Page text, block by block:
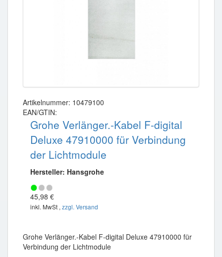
Artikelnummer: 10479100
EAN/GTIN:
Grohe Verlänger.-Kabel F-digital
Deluxe 47910000 für Verbindung
der Lichtmodule
Hersteller: Hansgrohe
45,98 €
inkl. MwSt , zzgl. Versand
Grohe Verlänger.-Kabel F-digital Deluxe 47910000 für
Verbindung der Lichtmodule